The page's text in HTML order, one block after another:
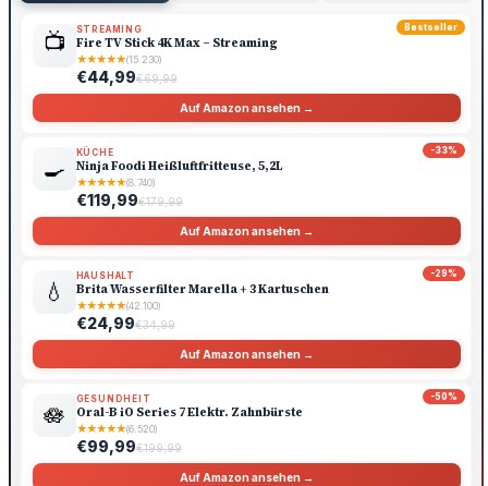
Bestseller
📺 STREAMING
Fire TV Stick 4K Max – Streaming
★★★★★(15.230)
€44,99€69,99
Auf Amazon ansehen →
-33%
🍳
KÜCHE
Ninja Foodi Heißluftfritteuse, 5,2L
★★★★★(8.740)
€119,99€179,99
Auf Amazon ansehen →
-29%
💧
HAUSHALT
Brita Wasserfilter Marella + 3 Kartuschen
★★★★★(42.100)
€24,99€34,99
Auf Amazon ansehen →
-50%
🪷
GESUNDHEIT
Oral-B iO Series 7 Elektr. Zahnbürste
★★★★★(6.520)
€99,99€199,99
Auf Amazon ansehen →